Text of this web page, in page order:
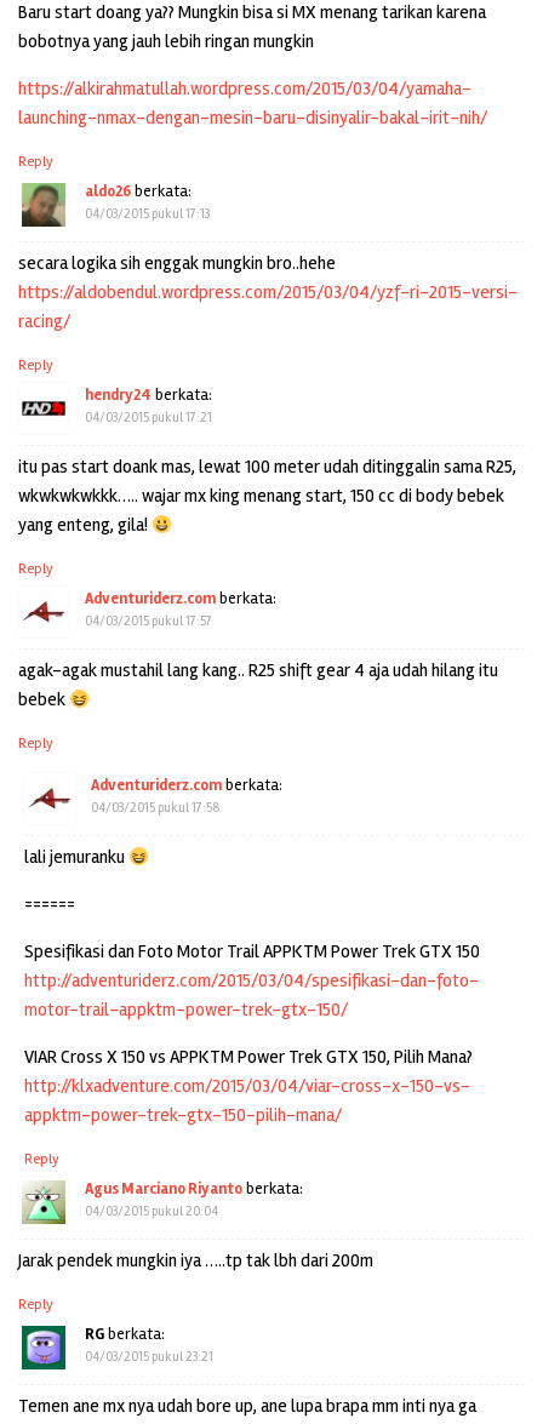
Baru start doang ya?? Mungkin bisa si MX menang tarikan karena
bobotnya yang jauh lebih ringan mungkin
https://alkirahmatullah.wordpress.com/2015/03/04/yamaha-
launching-nmax-dengan-mesin-baru-disinyalir-bakal-irit-nih/
Reply
aldo26berkata:
04/03/2015 pukul 17:13
secara logika sih enggak mungkin bro..hehe
https://aldobendul.wordpress.com/2015/03/04/yzf-ri-2015-versi-
racing/
Reply
hendry24 berkata:
04/03/2015 pukul 17:21
itu pas start doank mas, lewat 100 meter udah ditinggalin sama R25,
wkwkwkwkkk….. wajar mx king menang start, 150 cc di body bebek
yang enteng, gila!
Reply
Adventuriderz.comberkata:
04/03/2015 pukul 17:57
agak-agak mustahil lang kang.. R25 shift gear 4 aja udah hilang itu
bebek
Reply
Adventuriderz.comberkata:
04/03/2015 pukul 17:58
lali jemuranku
======
Spesifikasi dan Foto Motor Trail APPKTM Power Trek GTX 150
http://adventuriderz.com/2015/03/04/spesifikasi-dan-foto-
motor-trail-appktm-power-trek-gtx-150/
VIAR Cross X 150 vs APPKTM Power Trek GTX 150, Pilih Mana?
http://klxadventure.com/2015/03/04/viar-cross-x-150-vs-
appktm-power-trek-gtx-150-pilih-mana/
Reply
Agus Marciano Riyantoberkata:
04/03/2015 pukul 20:04
Jarak pendek mungkin iya …..tp tak lbh dari 200m
Reply
RGberkata:
04/03/2015 pukul 23:21
Temen ane mx nya udah bore up, ane lupa brapa mm inti nya ga